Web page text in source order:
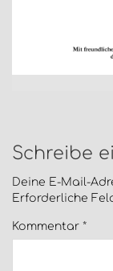
Schreibe
Deine E-Mail-
Erforderliche
Kommentar *